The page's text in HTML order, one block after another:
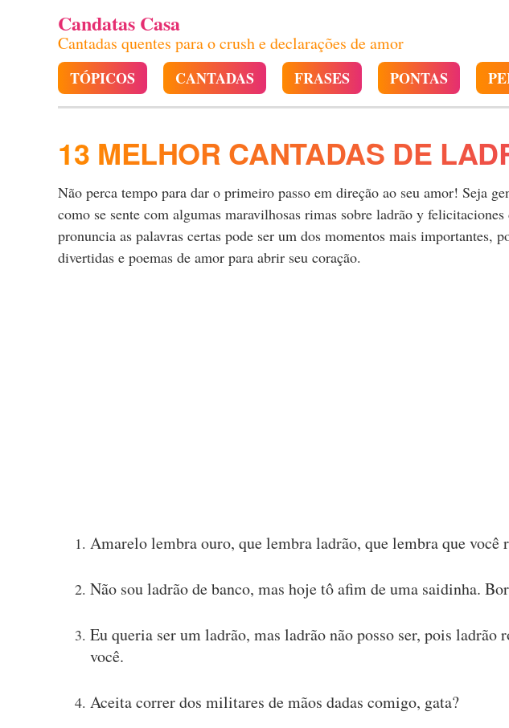
Candatas Casa
Cantadas quentes para o crush e declarações de amor
TÓPICOS CANTADAS FRASES PONTAS
13 MELHOR CANTADAS DE
Não perca tempo para dar o primeiro passo em direção ao seu amor! Seja
como se sente com algumas maravilhosas rimas sobre ladrão y
pronuncia as palavras certas pode ser um dos momentos mais importantes,
divertidas e poemas de amor para abrir seu coração.
Amarelo lembra ouro, que lembra ladrão, que lembra que você
Não sou ladrão de banco, mas hoje tô afim de uma saidinha.
Eu queria ser um ladrão, mas ladrão não posso ser, pois ladrão
você.
Aceita correr dos militares de mãos dadas comigo, gata?